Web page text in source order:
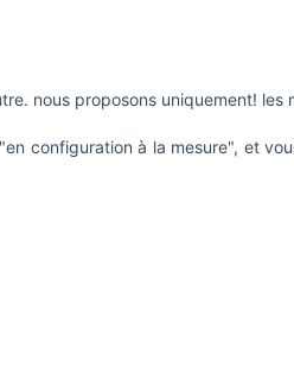
nous proposons uniquement!
configuration à la mesure", et